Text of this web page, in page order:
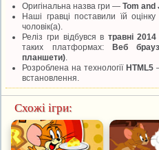
Оригінальна назва гри —Tom and
Наші гравці поставили їй оцінку
чоловік(а).
Реліз гри відбувся в травні 2014
таких платформах: Веб
планшети)
Розроблена на технології HTML5
встановлення.
Схожі ігри: